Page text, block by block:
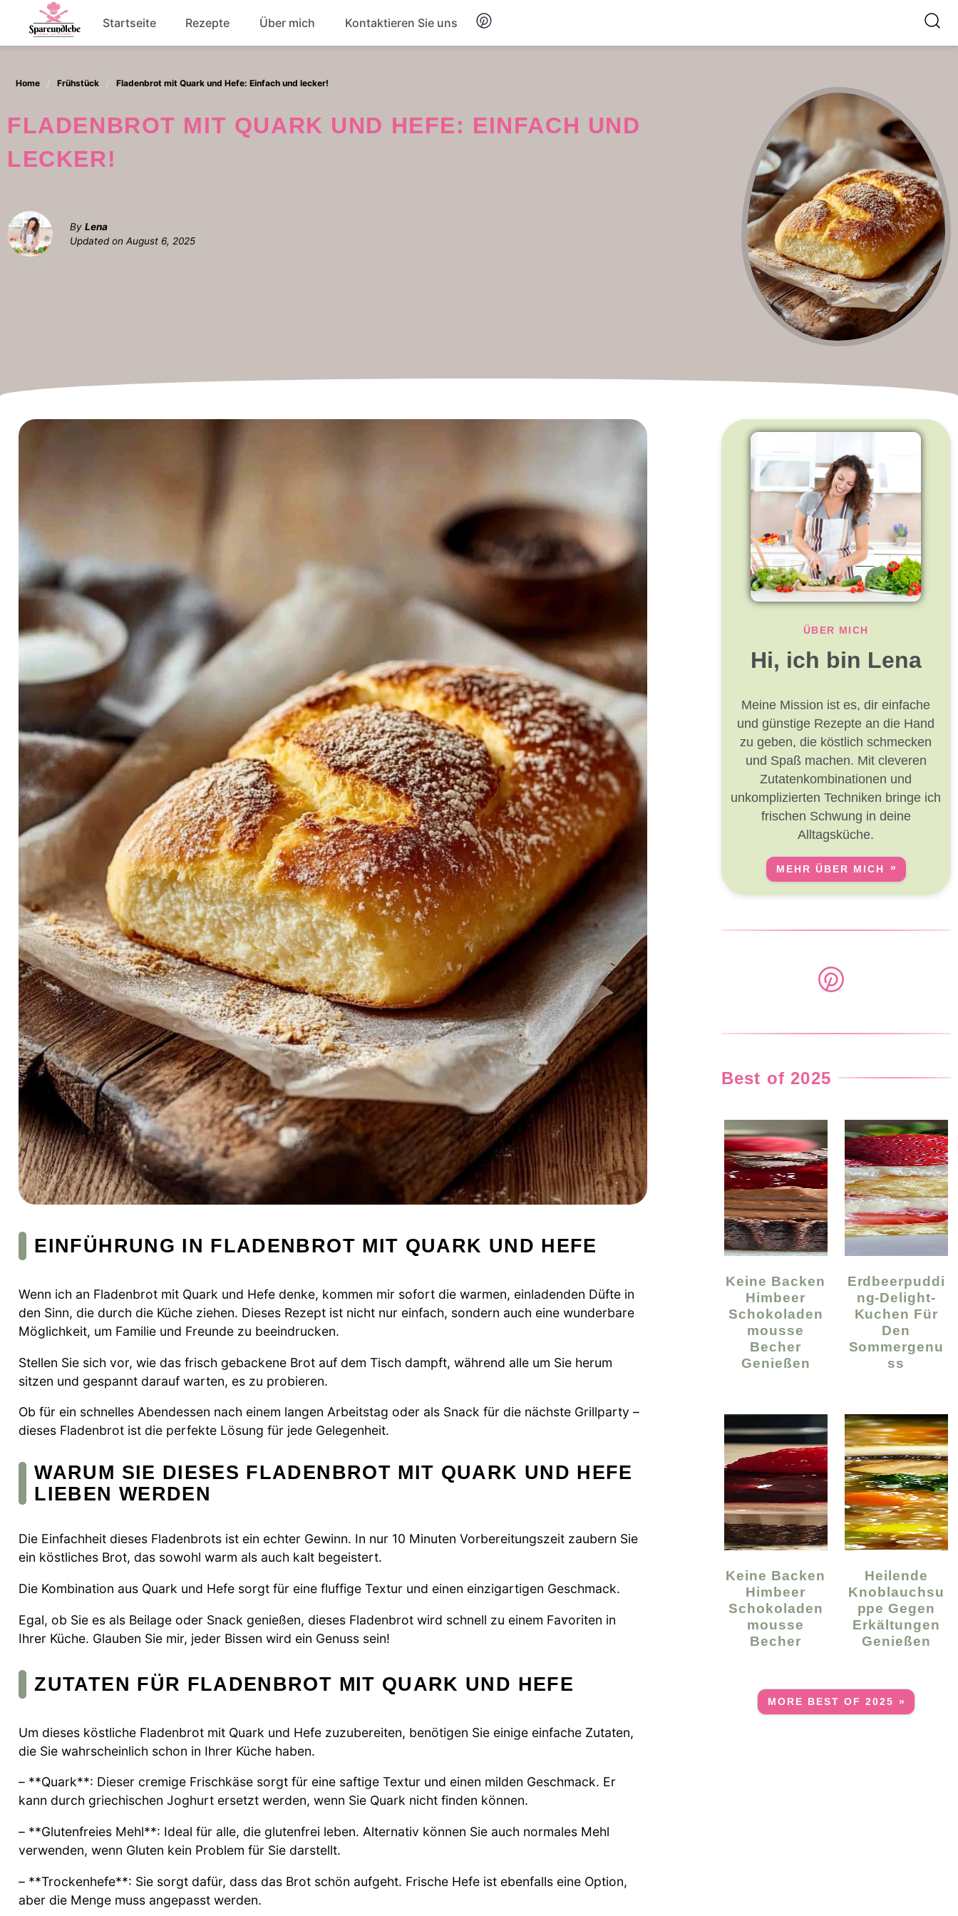
content
Startseite Rezepte Über mich Kontaktieren Sie uns
Home Frühstück Fladenbrot mit Quark und Hefe: Einfach und lecker!
FLADENBROT MIT QUARK UND HEFE: EINFACH UND
LECKER!
By Lena
Updated on August 6, 2025
EINFÜHRUNG IN FLADENBROT MIT QUARK UND HEFE
Wenn ich an Fladenbrot mit Quark und Hefe denke, kommen mir sofort die warmen, einladenden Düfte in
den Sinn, die durch die Küche ziehen. Dieses Rezept ist nicht nur einfach, sondern auch eine wunderbare
Möglichkeit, um Familie und Freunde zu beeindrucken.
Stellen Sie sich vor, wie das frisch gebackene Brot auf dem Tisch dampft, während alle um Sie herum
sitzen und gespannt darauf warten, es zu probieren.
Ob für ein schnelles Abendessen nach einem langen Arbeitstag oder als Snack für die nächste Grillparty –
dieses Fladenbrot ist die perfekte Lösung für jede Gelegenheit.
WARUM SIE DIESES FLADENBROT MIT QUARK UND HEFE
LIEBEN WERDEN
Die Einfachheit dieses Fladenbrots ist ein echter Gewinn. In nur 10 Minuten Vorbereitungszeit zaubern Sie
ein köstliches Brot, das sowohl warm als auch kalt begeistert.
Die Kombination aus Quark und Hefe sorgt für eine fluffige Textur und einen einzigartigen Geschmack.
Egal, ob Sie es als Beilage oder Snack genießen, dieses Fladenbrot wird schnell zu einem Favoriten in
Ihrer Küche. Glauben Sie mir, jeder Bissen wird ein Genuss sein!
ZUTATEN FÜR FLADENBROT MIT QUARK UND HEFE
Um dieses köstliche Fladenbrot mit Quark und Hefe zuzubereiten, benötigen Sie einige einfache Zutaten,
die Sie wahrscheinlich schon in Ihrer Küche haben.
– **Quark**: Dieser cremige Frischkäse sorgt für eine saftige Textur und einen milden Geschmack. Er
kann durch griechischen Joghurt ersetzt werden, wenn Sie Quark nicht finden können.
– **Glutenfreies Mehl**: Ideal für alle, die glutenfrei leben. Alternativ können Sie auch normales Mehl
verwenden, wenn Gluten kein Problem für Sie darstellt.
– **Trockenhefe**: Sie sorgt dafür, dass das Brot schön aufgeht. Frische Hefe ist ebenfalls eine Option,
aber die Menge muss angepasst werden.
ÜBER MICH
Hi, ich bin Lena
Meine Mission ist es, dir einfache
und günstige Rezepte an die Hand
zu geben, die köstlich schmecken
und Spaß machen. Mit cleveren
Zutatenkombinationen und
unkomplizierten Techniken bringe ich
frischen Schwung in deine
Alltagsküche.
MEHR ÜBER MICH
Best of 2025
Keine Backen
Himbeer
Schokoladen
Mousse
Becher
Genießen
Erdbeerpuddi
Ng-Delight-
Kuchen Für
Den
Sommergenu
Ss
Keine Backen
Himbeer
Schokoladen
Mousse
Becher
Heilende
Knoblauchsu
Ppe Gegen
Erkältungen
Genießen
MORE BEST OF 2025 »